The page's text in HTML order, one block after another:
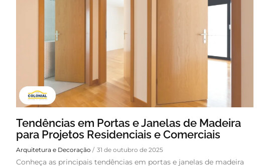
Tendências em Portas e Janelas de Madeira
para Projetos Residenciais e Comerciais
Arquitetura e Decoração / 31 de outubro de 2025
Conheça as principais tendências em portas e janelas de madeira